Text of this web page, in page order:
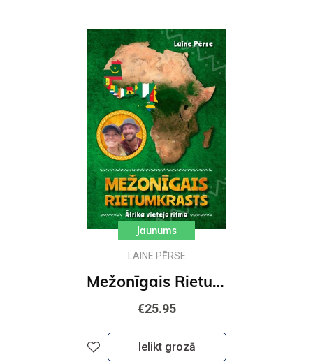
Jaunums
LAINE PĒRSE
Mežonīgais Rietumkrasts. Āfrika vietējo ritmā
€25.95
Ielikt grozā